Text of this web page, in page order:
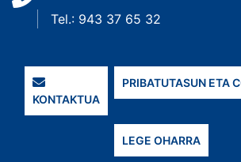
Tel.: 943 37 65 32
KONTAKTUA
PRIBATUTASUN ETA
LEGE OHARRA